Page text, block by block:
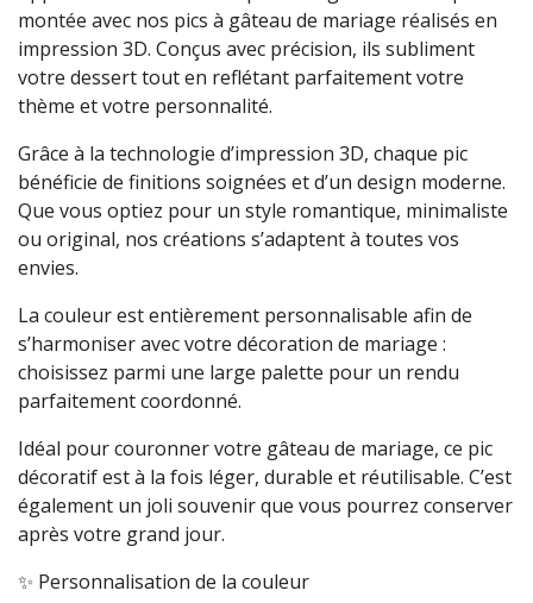
montée avec nos pics à gâteau de mariage réalisés en
impression 3D. Conçus avec précision, ils subliment
votre dessert tout en reflétant parfaitement votre
thème et votre personnalité.
Grâce à la technologie d’impression 3D, chaque pic
bénéficie de finitions soignées et d’un design moderne.
Que vous optiez pour un style romantique, minimaliste
ou original, nos créations s’adaptent à toutes vos
envies.
La couleur est entièrement personnalisable afin de
s’harmoniser avec votre décoration de mariage :
choisissez parmi une large palette pour un rendu
parfaitement coordonné.
Idéal pour couronner votre gâteau de mariage, ce pic
décoratif est à la fois léger, durable et réutilisable. C’est
également un joli souvenir que vous pourrez conserver
après votre grand jour.
✨ Personnalisation de la couleur